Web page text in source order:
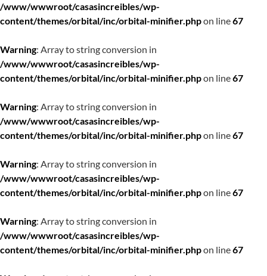
/www/wwwroot/casasincreibles/wp-
content/themes/orbital/inc/orbital-minifier.phpon line67
Warning: Array to string conversion in
/www/wwwroot/casasincreibles/wp-
content/themes/orbital/inc/orbital-minifier.phpon line67
Warning: Array to string conversion in
/www/wwwroot/casasincreibles/wp-
content/themes/orbital/inc/orbital-minifier.phpon line67
Warning: Array to string conversion in
/www/wwwroot/casasincreibles/wp-
content/themes/orbital/inc/orbital-minifier.phpon line67
Warning: Array to string conversion in
/www/wwwroot/casasincreibles/wp-
content/themes/orbital/inc/orbital-minifier.phpon line67